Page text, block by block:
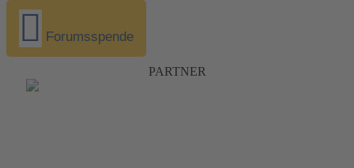
Forumsspende
PARTNER